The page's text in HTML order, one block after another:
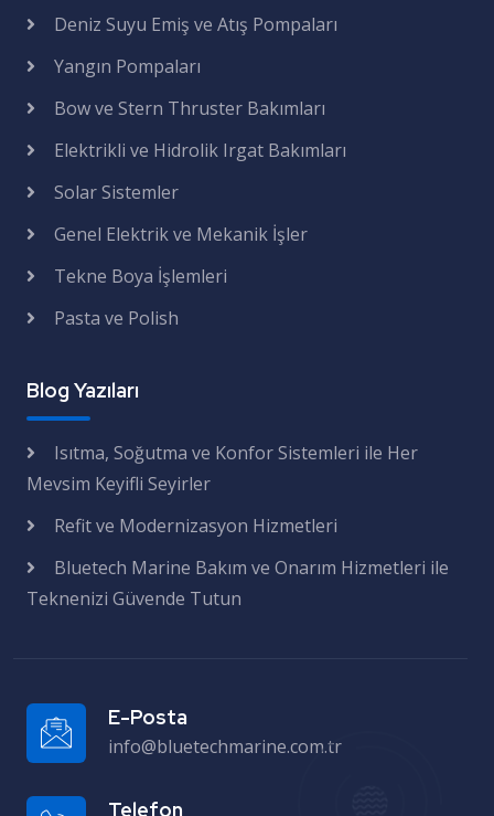
Deniz Suyu Emiş ve Atış Pompaları
Yangın Pompaları
Bow ve Stern Thruster Bakımları
Elektrikli ve Hidrolik Irgat Bakımları
Solar Sistemler
Genel Elektrik ve Mekanik İşler
Tekne Boya İşlemleri
Pasta ve Polish
Blog Yazıları
Isıtma, Soğutma ve Konfor Sistemleri ile Her
Mevsim Keyifli Seyirler
Refit ve Modernizasyon Hizmetleri
Bluetech Marine Bakım ve Onarım Hizmetleri ile
Teknenizi Güvende Tutun
E-Posta
info@bluetechmarine.com.tr
Telefon